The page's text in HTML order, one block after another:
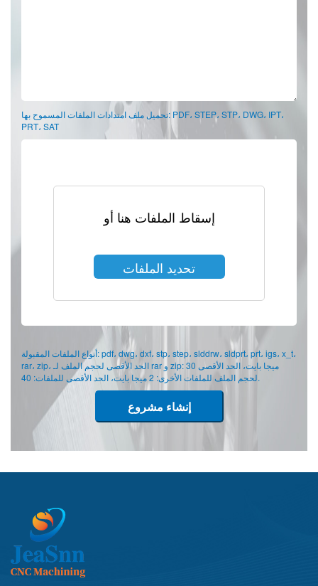
تحميل ملف امتدادات الملفات المسموح بها: PDF، STEP، STP، DWG، IPT،
PRT، SAT
إسقاط الملفات هنا أو
تحديد الملفات
أنواع الملفات المقبولة: pdf، dwg، dxf، stp، step، slddrw، sldprt، prt، igs، x_t،
rar، zip، الحد الأقصى لحجم الملف لـ rar و zip: 30 ميجا بايت، الحد الأقصى
لحجم الملف للملفات الأخرى: 2 ميجا بايت، الحد الأقصى للملفات: 40.
إنشاء مشروع